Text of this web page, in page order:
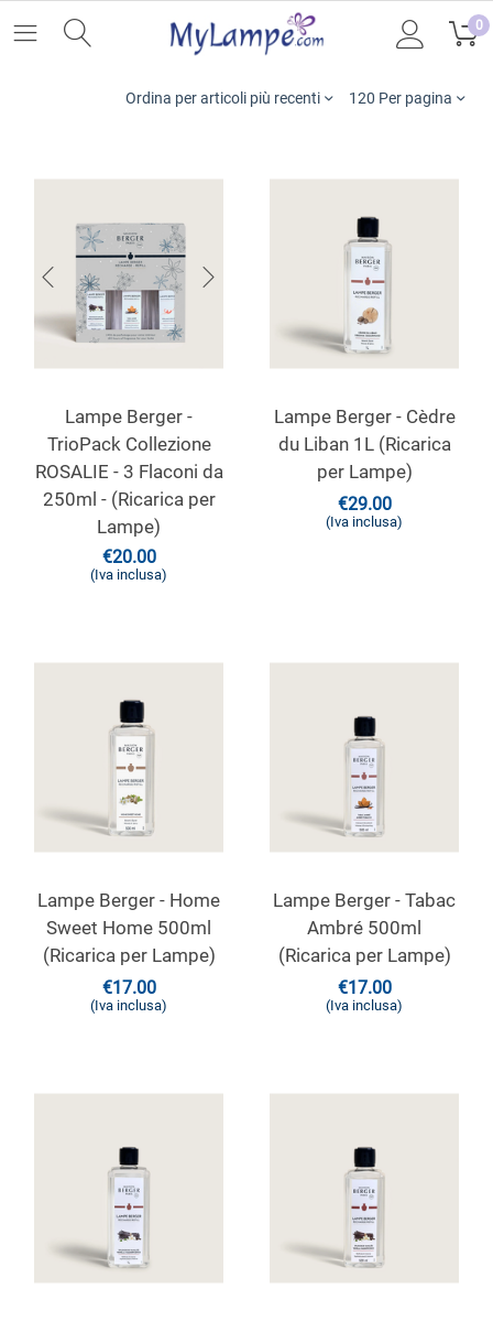
0
Ordina per articoli più recenti 120 Per pagina
Lampe Berger -
TrioPack Collezione
ROSALIE - 3 Flaconi da
250ml - (Ricarica per
Lampe)
€20.00
(Iva inclusa)
Lampe Berger - Cèdre
du Liban 1L (Ricarica
per Lampe)
€29.00
(Iva inclusa)
Lampe Berger - Home
Sweet Home 500ml
(Ricarica per Lampe)
€17.00
(Iva inclusa)
Lampe Berger - Tabac
Ambré 500ml
(Ricarica per Lampe)
€17.00
(Iva inclusa)